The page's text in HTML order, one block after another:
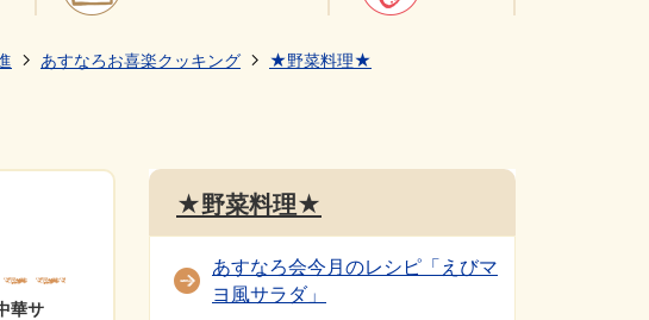
あすなろお喜楽クッキング
★野菜料理★
華サ
★野菜料理★
あすなろ会今月のレシピ「えびマ
ヨ風サラダ」